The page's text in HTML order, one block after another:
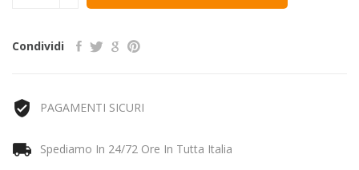
Condividi
PAGAMENTI SICURI
Spediamo In 24/72 Ore In Tutta Italia